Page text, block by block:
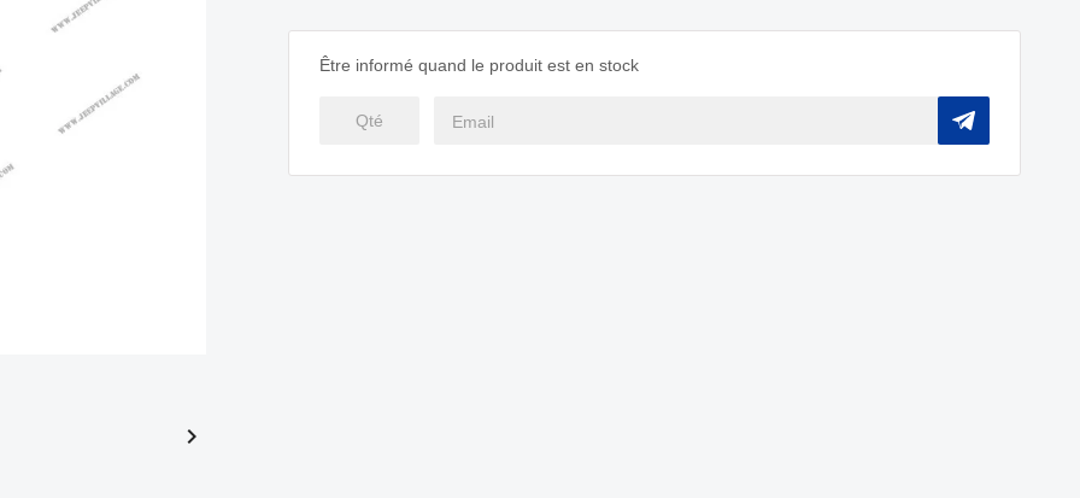

Être informé quand le produit est en stock